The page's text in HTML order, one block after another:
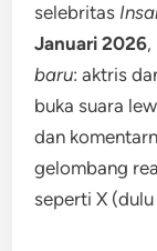
selebritas
Januari 2026,
baru: aktris
buka suara
dan
gelombang
seperti X